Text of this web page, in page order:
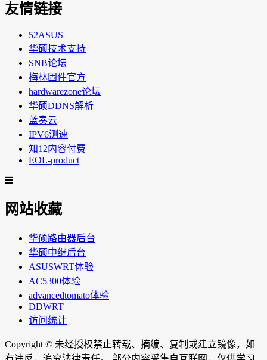
友情链接
52ASUS
华硕技术支持
SNB论坛
梅林固件官方
hardwarezone论坛
华硕DDNS解析
蓝奏云
IPV6测速
知12内容付费
EOL-product
网站收藏
华硕路由器后台
华硕中继后台
ASUSWRT体验
AC5300体验
advancedtomato体验
DDWRT
访问统计
Copyright © 未经授权禁止转载、摘编、复制或建立镜像，如